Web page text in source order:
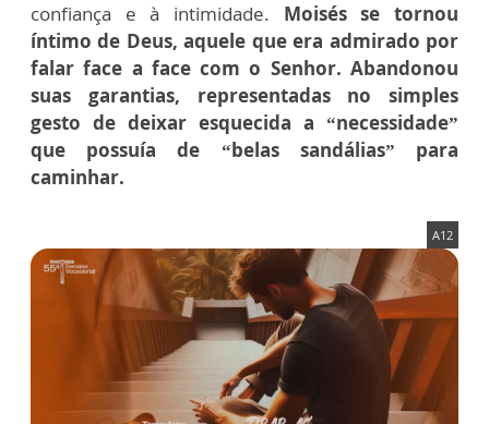
confiança e à intimidade. Moisés se tornou
íntimo de Deus, aquele que era admirado por
falar face a face com o Senhor. Abandonou
suas garantias, representadas no simples
gesto de deixar esquecida a “necessidade”
que possuía de “belas sandálias” para
caminhar.
A12